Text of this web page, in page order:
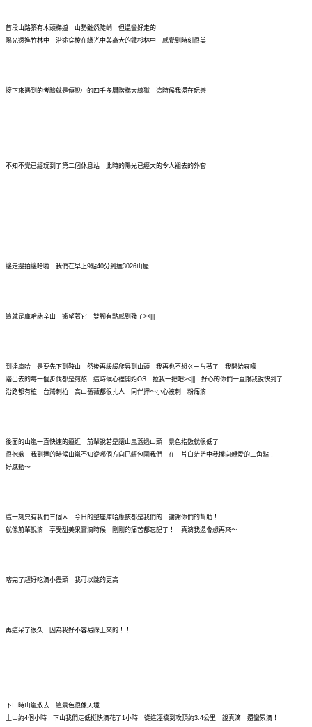
首段山路築有木頭梯道 山勢雖然陡峭 但還蠻好走的
陽光透進竹林中 沿途穿梭在綠光中與高大的鐵杉林中 感覺到時刻很美
接下來遇到的考驗就是傳說中的四千多層階梯大練獄 這時候我還在玩樂
不知不覺已經玩到了第二個休息站 此時的陽光已經大的令人褪去的外套
邊走邊拍邊哈啦 我們在早上9點40分到達3026山屋
這就是庫哈諾辛山 遙望著它 雙腳有點感到殘了><|||
到達庫哈 是要先下到鞍山 然後再緩緩爬昇到山頭 我再也不想ㄍㄧㄣ著了 我開始哀嚎
踏出去的每一個步伐都是煎熬 這時候心裡開始OS 拉我一把吧><||| 好心的你們一直跟我說快到了
沿路都有植 台灣刺柏 高山薔薇都很扎人 同伴押～小心被刺 粉痛滴
後面的山嵐一直快速的逼近 前輩說若是讓山嵐蓋過山頭 景色指數就很低了
很抱歉 我到達的時候山嵐不知從哪個方向已經包圍我們 在一片白茫茫中我撲向親愛的三角點！
好感動～
這一刻只有我們三個人 今日的整座庫哈應該都是我們的 謝謝你們的幫助！
就像前輩說滴 享受甜美果實滴時候 剛剛的痛苦都忘記了！ 真滴我還會想再來～
喀完了超好吃滴小饅頭 我可以跳的更高
再這呆了很久 因為我好不容易踩上來的！！
下山時山嵐散去 這景色很像天境
上山約4個小時 下山我們走低挺快滴花了1小時 從進涇橋到攻頂約3.4公里 說真滴 還蠻累滴！